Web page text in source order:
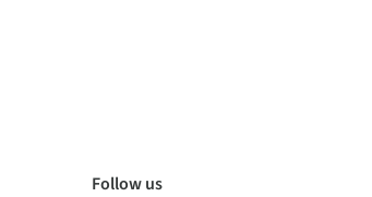
Follow us